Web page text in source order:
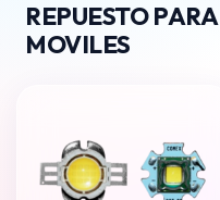
REPUESTO
MOVILES